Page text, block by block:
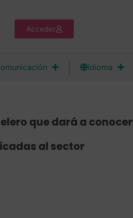
Acceder
Idioma
que dará a conocer
al sector